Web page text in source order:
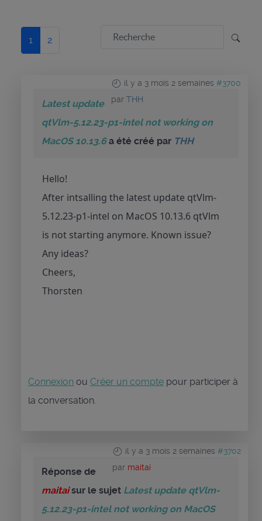
1 2
il y a 3 mois 2 semaines #3700
par THH
Latest update
qtVlm-5.12.23-p1-intel not working on
MacOS 10.13.6a été créé par THH
Hello!
After intsalling the latest update qtVlm-
5.12.23-p1-intel on MacOS 10.13.6 qtVlm
is not starting anymore. Known issue?
Any ideas?
Cheers,
Thorsten
Connexion ou Créer un compte pour participer à
la conversation.
il y a 3 mois 2 semaines #3702
par maitai
Réponse de
maitaisur le sujet Latest update qtVlm-
5.12.23-p1-intel not working on MacOS